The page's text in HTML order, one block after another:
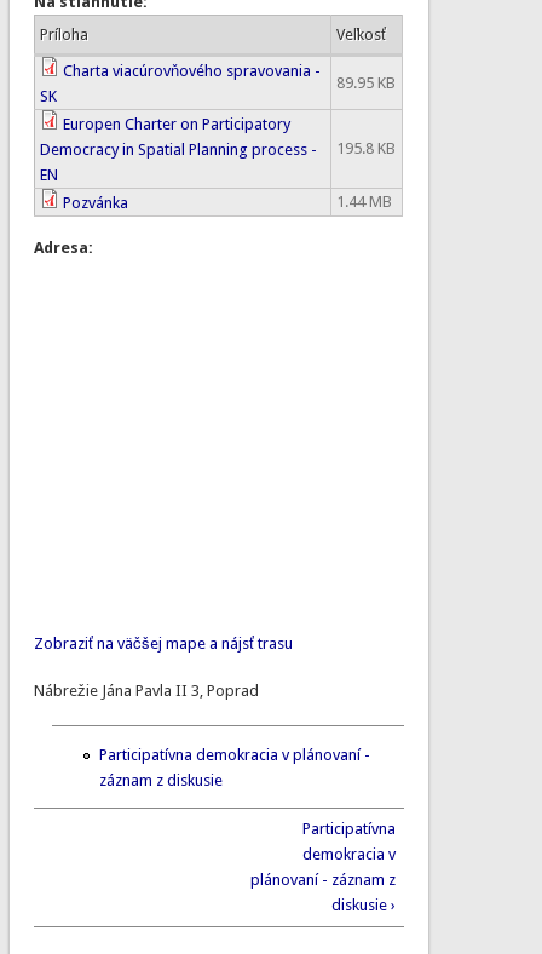
Príloha
Veľkosť
Charta viacúrovňového spravovania -
SK
89.95 KB
Europen Charter on Participatory
Democracy in Spatial Planning process -
EN
195.8 KB
Pozvánka 1.44 MB
Adresa:
Zobraziť na väčšej mape a nájsť trasu
Nábrežie Jána Pavla II 3, Poprad
Participatívna demokracia v plánovaní -
záznam z diskusie
Participatívna
demokracia v
plánovaní - záznam z
diskusie ›